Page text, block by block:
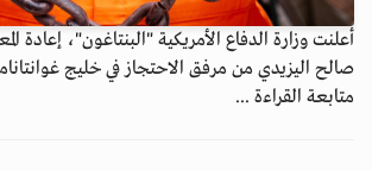
أعلنت وزارة الدفاع الأمريكية "البنتاغون"، إعادة
صالح اليزيدي من مرفق الاحتجاز في خليج
متابعة القراءة ...